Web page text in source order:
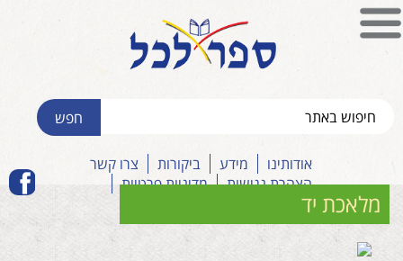
אודותינו מידע ביקורות
צרו קשר
הצהרת נגישות
מדיניות פרטיות
מלאכת יד